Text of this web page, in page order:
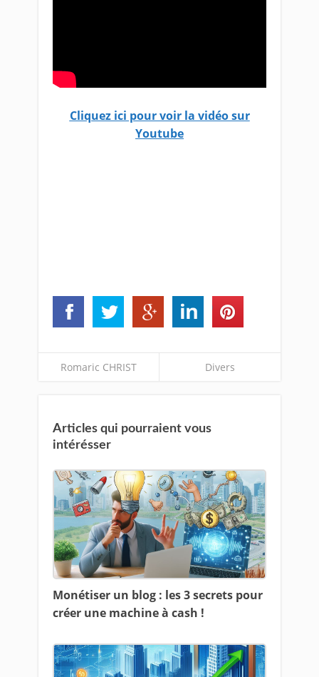
Cliquez ici pour voir la vidéo sur
Youtube
Romaric CHRIST Divers
Articles qui pourraient vous
intérésser
Monétiser un blog : les 3 secrets pour
créer une machine à cash !